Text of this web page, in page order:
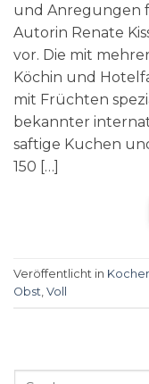
und Anregungen
Autorin Renate
vor. Die mit
Köchin und
mit Früchten
bekannter
saftige Kuchen
150 […]
Veröffentlicht in
Obst Voll